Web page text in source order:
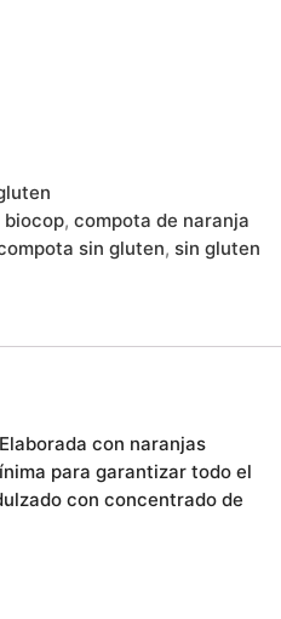
biocop, compota de naranja
sin gluten, sin gluten
con naranjas
para garantizar todo el
con concentrado de